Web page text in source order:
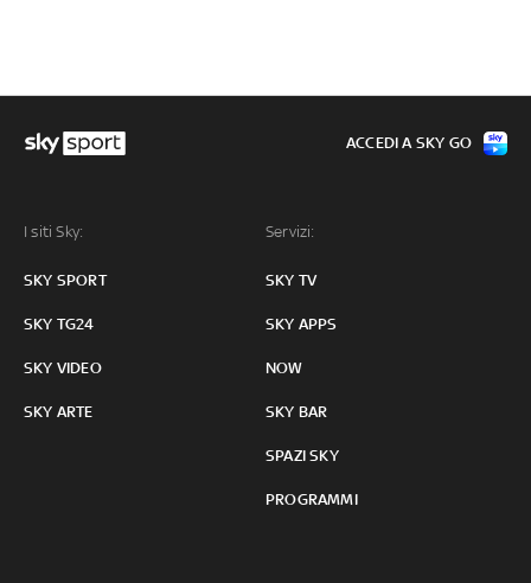
I siti Sky:
SKY SPORT
SKY TG24
SKY VIDEO
SKY ARTE
Servizi:
SKY TV
SKY APPS
NOW
SKY BAR
SPAZI SKY
PROGRAMMI
ACCEDI A SKY GO